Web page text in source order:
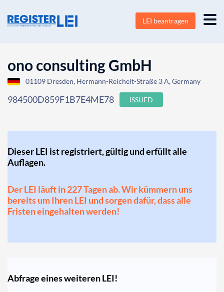
LEI beantragen
ono consulting GmbH
01109 Dresden, Hermann-Reichelt-Straße 3 A, Germany
984500D859F1B7E4ME78 ISSUED
Dieser LEI ist registriert, gültig und erfüllt alle
Auflagen.
Der LEI läuft in 227 Tagen ab. Wir kümmern uns
bereits um Ihren LEI und sorgen dafür, dass alle
Fristen eingehalten werden!
Abfrage eines weiteren LEI!